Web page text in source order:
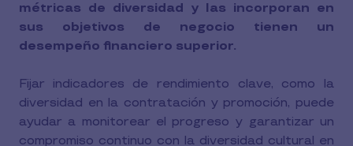
métricas de diversidad y las incorporan en
sus objetivos de negocio tienen un
desempeño financiero superior.
Fijar indicadores de rendimiento clave, como la
diversidad en la contratación y promoción, puede
ayudar a monitorear el progreso y garantizar un
compromiso continuo con la diversidad cultural en